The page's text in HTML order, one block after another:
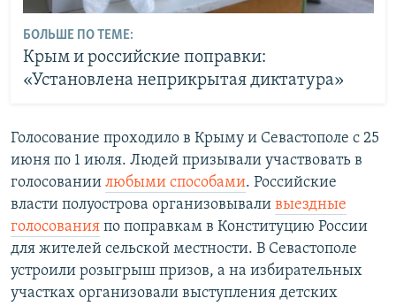
БОЛЬШЕ ПО ТЕМЕ:
Крым и российские поправки:
«Установлена неприкрытая диктатура»
Голосование проходило в Крыму и Севастополе с 25
июня по 1 июля. Людей призывали участвовать в
голосовании любыми способами. Российские
власти полуострова организовывали выездные
голосования по поправкам в Конституцию России
для жителей сельской местности. В Севастополе
устроили розыгрыш призов, а на избирательных
участках организовали выступления детских